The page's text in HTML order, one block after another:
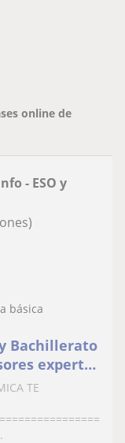
online de
- ESO y
básica
Bachillerato
expertos
TE